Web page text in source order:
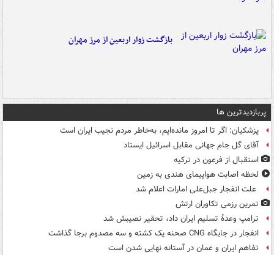
بازگشت زوار اربعین از مرز مهران
پربازدیدترین ها
پزشکیان: اگر تا امروز مانده‌ایم، به‌خاطر مردم نجیب ایران است
آقای گل جام جهانی مقابل اسرائیل ایستاد
استقبال از فرعون در ترکیه
لحظه اصابت هواپیمای هندی به زمین
علت انفجار جبل‌علی امارات اعلام شد
تمرین رزمی تکاوران ارتش
ترامپ وعدۀ تسلیم ایران داد، تحقیر نصیبش شد
انفجار در جایگاه CNG صحنه یک کشته و سه مصدوم برجا گذاشت
تفاهم ایران و عمان در آستانه نهایی شدن است